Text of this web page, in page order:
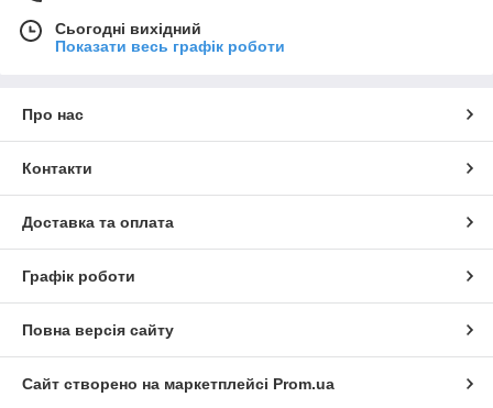
Сьогодні вихідний
Показати весь графік роботи
Про нас
Контакти
Доставка та оплата
Графік роботи
Повна версія сайту
Сайт створено на маркетплейсі Prom.ua